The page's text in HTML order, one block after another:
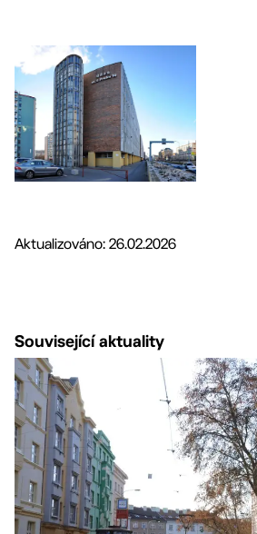
Aktualizováno: 26.02.2026
Související aktuality